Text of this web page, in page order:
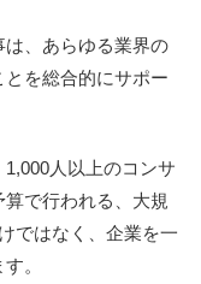
、あらゆる業界の
を総合的にサポー
人以上のコンサ
で行われる、大規
ではなく、企業を一
。